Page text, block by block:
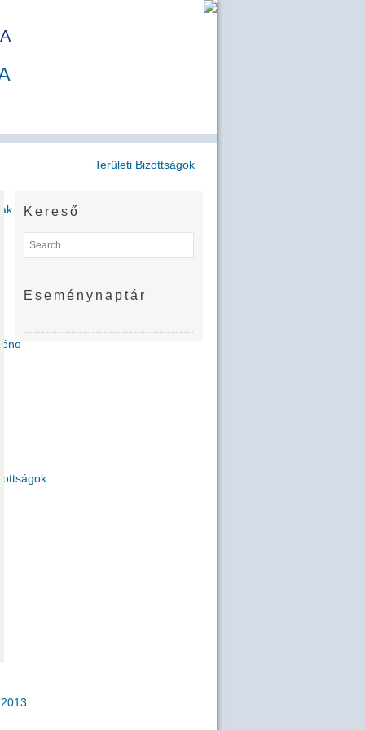
2013
Területi Bizottságok
Kereső
Eseménynaptár